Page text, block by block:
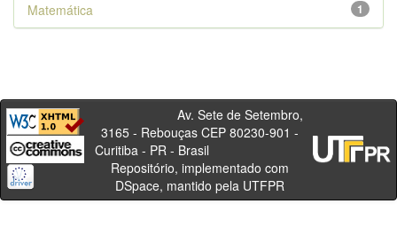
1
Matemática
Av. Sete de Setembro,
3165 - Rebouças CEP 80230-901 -
Curitiba - PR - Brasil
Repositório, implementado com
DSpace, mantido pela UTFPR